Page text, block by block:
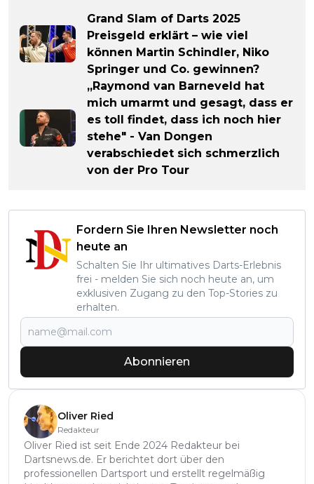
Grand Slam of Darts 2025
Preisgeld erklärt – wie viel
können Martin Schindler, Niko
Springer und Co. gewinnen?
„Raymond van Barneveld hat
mich umarmt und gesagt, dass er
es toll findet, dass ich noch hier
stehe" - Van Dongen
verabschiedet sich schmerzlich
von der Pro Tour
Fordern Sie Ihren Newsletter noch
heute an
Schalten Sie Ihr ultimatives Darts-Erlebnis
frei - melden Sie sich noch heute an, um
exklusiven Zugang zu den Top-Stories zu
erhalten.
Abonnieren
Oliver Ried
Redakteur
Oliver Ried ist seit Ende 2024 Redakteur bei
Dartsnews.de. Er berichtet dort über den
professionellen Dartsport und erstellt regelmäßig